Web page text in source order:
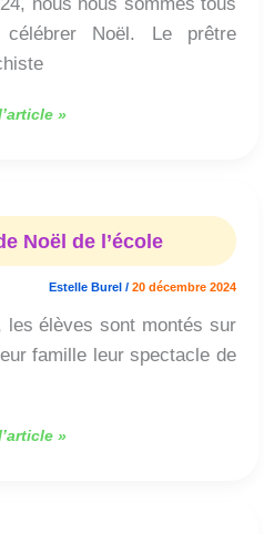
Noël. Le prêtre
»
Noël de l’école
Estelle Burel / 20 décembre 2024
les élèves sont montés sur
famille leur spectacle de
»